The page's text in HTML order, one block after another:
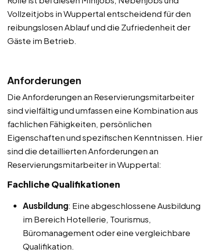
Vollzeitjobs in Wuppertal entscheidend für den
reibungslosen Ablauf und die Zufriedenheit der
Gäste im Betrieb.
Anforderungen
Die Anforderungen an Reservierungsmitarbeiter
sind vielfältig und umfassen eine Kombination aus
fachlichen Fähigkeiten, persönlichen
Eigenschaften und spezifischen Kenntnissen. Hier
sind die detaillierten Anforderungen an
Reservierungsmitarbeiter in Wuppertal:
Fachliche Qualifikationen
Ausbildung: Eine abgeschlossene Ausbildung
im Bereich Hotellerie, Tourismus,
Büromanagement oder eine vergleichbare
Qualifikation.